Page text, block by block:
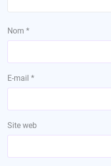
Nom *
E-mail *
Site web